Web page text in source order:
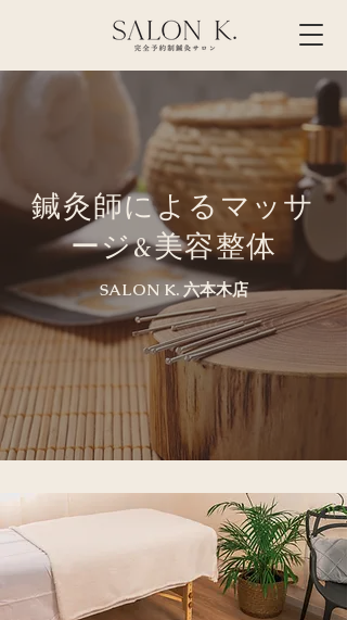
鍼灸師によるマッサ
ージ&美容整体
SALON K. 六本木店